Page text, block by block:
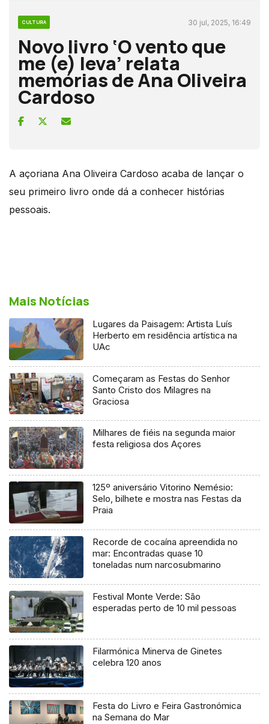
CULTURA 30 jul, 2025, 16:49
Novo livro ‘O vento que
me (e) leva’ relata
memórias de Ana Oliveira
Cardoso
A açoriana Ana Oliveira Cardoso acaba de lançar o
seu primeiro livro onde dá a conhecer histórias
pessoais.
Mais Notícias
Lugares da Paisagem: Artista Luís
Herberto em residência artística na
UAc
Começaram as Festas do Senhor
Santo Cristo dos Milagres na
Graciosa
Milhares de fiéis na segunda maior
festa religiosa dos Açores
125º aniversário Vitorino Nemésio:
Selo, bilhete e mostra nas Festas da
Praia
Recorde de cocaína apreendida no
mar: Encontradas quase 10
toneladas num narcosubmarino
Festival Monte Verde: São
esperadas perto de 10 mil pessoas
Filarmónica Minerva de Ginetes
celebra 120 anos
Festa do Livro e Feira Gastronómica
na Semana do Mar